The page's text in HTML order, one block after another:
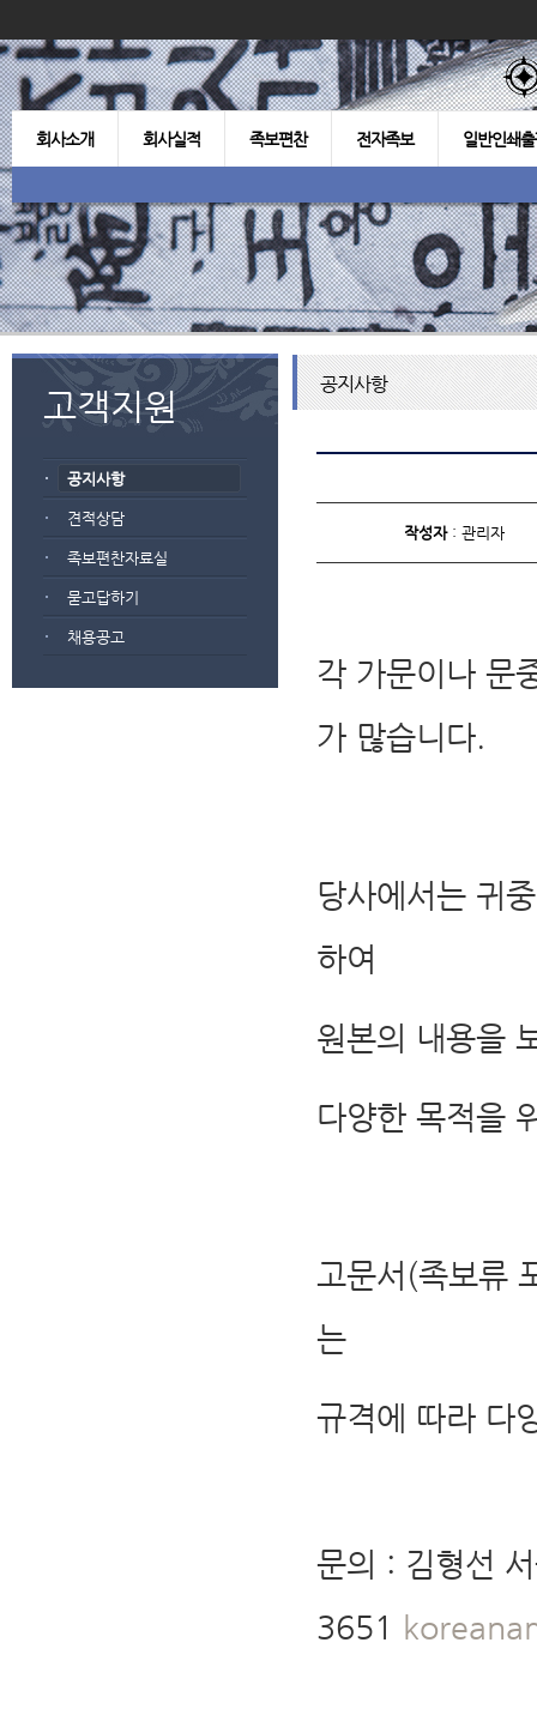
회사소개 회사실적 족보편찬 전자족보 일반인쇄
고객지원
공지사항
견적상담
족보편찬자료실
묻고답하기
채용공고
공지사항
작성자: 관리자
각 가문이나 문
가 많습니다.
당사에서는 귀
하여
원본의 내용을
다양한 목적을
고문서(족보류
는
규격에 따라 다
문의 : 김형선
3651